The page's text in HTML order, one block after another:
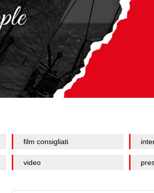
film consigliati
video